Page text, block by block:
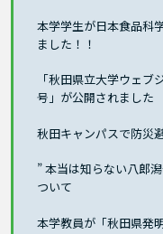
本学学生が日本食品科
ました！！
「秋田県立大学ウェブ
号」が公開されました
秋田キャンパスで防災
” 本当は知らない八郎
ついて
本学教員が「秋田県発